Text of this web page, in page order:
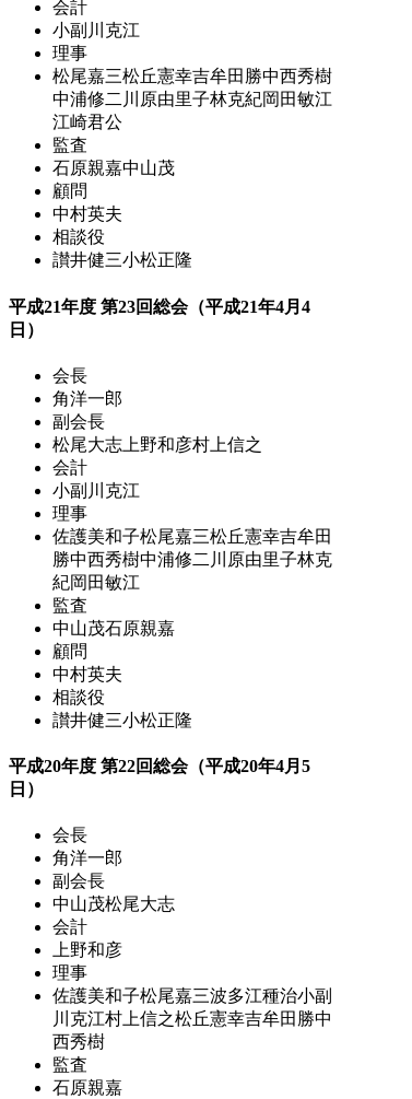
会計
小副川克江
理事
松尾嘉三松丘憲幸吉牟田勝中西秀樹
中浦修二川原由里子林克紀岡田敏江
江崎君公
監査
石原親嘉中山茂
顧問
中村英夫
相談役
讃井健三小松正隆
平成21年度 第23回総会（平成21年4月4
日）
会長
角洋一郎
副会長
松尾大志 上野和彦村上信之
会計
小副川克江
理事
佐護美和子松尾嘉三松丘憲幸吉牟田
勝中西秀樹中浦修二 川原由里子林克
紀岡田敏江
監査
中山茂石原親嘉
顧問
中村英夫
相談役
讃井健三小松正隆
平成20年度 第22回総会（平成20年4月5
日）
会長
角洋一郎
副会長
中山茂松尾大志
会計
上野和彦
理事
佐護美和子松尾嘉三波多江種治小副
川克江村上信之松丘憲幸吉牟田勝中
西秀樹
監査
石原親嘉